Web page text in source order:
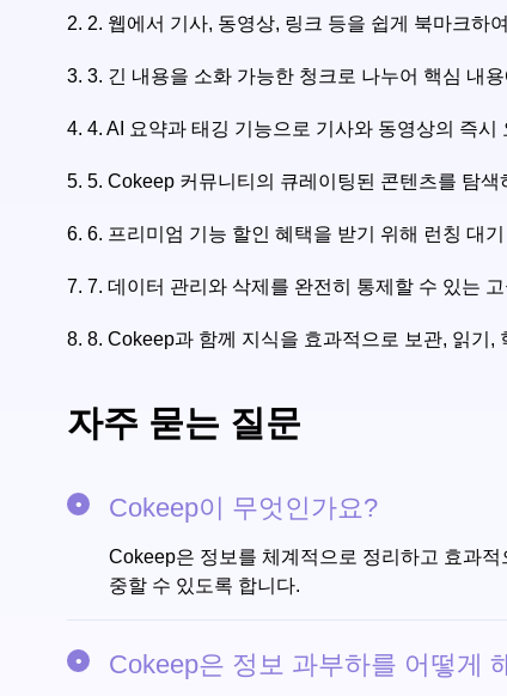
2. 2. 웹에서 기사, 동영상, 링크 등을 쉽게 북마크하
3. 3. 긴 내용을 소화 가능한 청크로 나누어 핵심 내
4. 4. AI 요약과 태깅 기능으로 기사와 동영상의 즉
5. 5. Cokeep 커뮤니티의 큐레이팅된 콘텐츠를 탐
6. 6. 프리미엄 기능 할인 혜택을 받기 위해 런칭 대
7. 7. 데이터 관리와 삭제를 완전히 통제할 수 있는
8. 8. Cokeep과 함께 지식을 효과적으로 보관, 읽기,
자주 묻는 질문
Cokeep이 무엇인가요?
Cokeep은 정보를 체계적으로 정리하고 효과
중할 수 있도록 합니다.
Cokeep은 정보 과부하를 어떻게